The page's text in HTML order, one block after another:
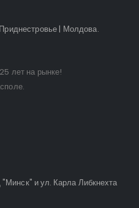
| Молдова.
лет на рынке!
и ул. Карла Либкнехта